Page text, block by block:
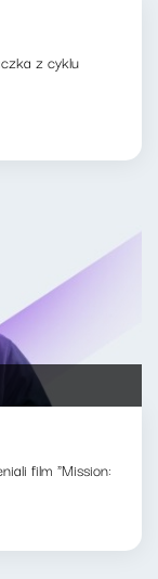
z cyklu
film "Mission: